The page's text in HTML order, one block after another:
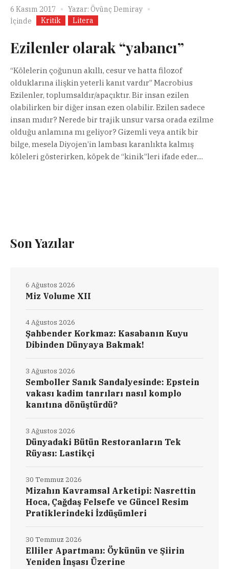
6 Kasım 2017 Yazar: Övünç Demiray
İçinde
Kritik Litera
Ezilenler olarak “yabancı”
“Kölelerin çoğunun akıllı, cesur ve hatta filozof
olduklarına ilişkin yeterli kanıt vardır” Macrobius
Ezilenler, toplumsaldır/apaçıktır. Bir insan ezilen
olabilirken bir diğer insan ezen olabilir. Ezilen sadece
insan mıdır? Nerede bir trajik unsur varsa orada ezilme
olduğu anlamına mı geliyor? Gizemli veya antik bir
bilge, mesela Diyojen’in lambası karanlıkta kalmış
köleleri gösterirken, köpek de “kinik”leri ifade eder....
Son Yazılar
Miz Volume XII
6 Ağustos 2026
Şahbender Korkmaz: Kasabanın Kuyu
Dibinden Dünyaya Bakmak!
4 Ağustos 2026
Semboller Sanık Sandalyesinde: Epstein
vakası kadim tanrıları nasıl komplo
kanıtına dönüştürdü?
3 Ağustos 2026
Dünyadaki Bütün Restoranların Tek
Rüyası: Lastikçi
3 Ağustos 2026
Mizahın Kavramsal Arketipi: Nasrettin
Hoca, Çağdaş Felsefe ve Güncel Resim
Pratiklerindeki İzdüşümleri
30 Temmuz 2026
Elliler Apartmanı: Öykünün ve Şiirin
Yeniden İnşası Üzerine
30 Temmuz 2026